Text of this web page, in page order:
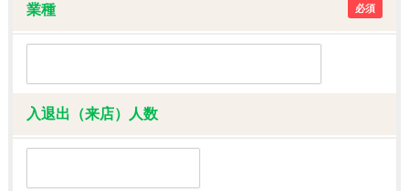
業種 必須
入退出（来店）人数